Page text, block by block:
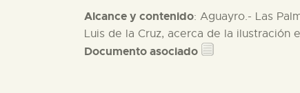
Alcance y contenido: Aguayro.- Las
Luis de la Cruz, acerca de la ilustración
Documento asociado